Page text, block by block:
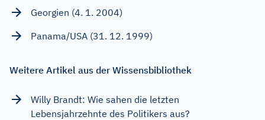
Georgien (4. 1. 2004)
Panama/USA (31. 12. 1999)
Weitere Artikel aus der Wissensbibliothek
Willy Brandt: Wie sahen die letzten
Lebensjahrzehnte des Politikers aus?